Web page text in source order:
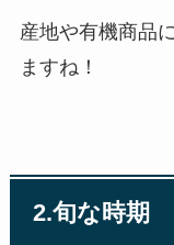
産地や有機商品
ますね！
2.旬な時期